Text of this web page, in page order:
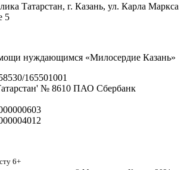
Татарстан, г. Казань, ул. Карла Маркса
5
нуждающимся «Милосердие Казань»
165501001
№ 8610 ПАО Сбербанк
6+